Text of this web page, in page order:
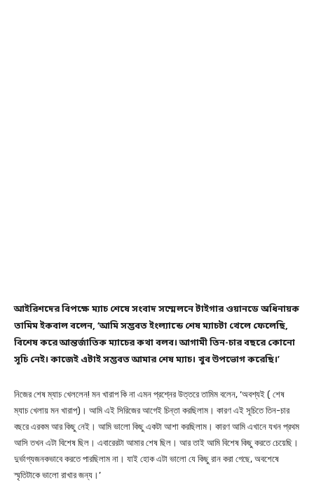
আইরিশদের বিপক্ষে ম্যাচ শেষে সংবাদ সম্মেলনে টাইগার ওয়ানডে অধিনায়ক
তামিম ইকবাল বলেন, ‘আমি সম্ভবত ইংল্যান্ডে শেষ ম্যাচটা খেলে ফেলেছি,
বিশেষ করে আন্তর্জাতিক ম্যাচের কথা বলব। আগামী তিন-চার বছরে কোনো
সূচি নেই। কাজেই এটাই সম্ভবত আমার শেষ ম্যাচ। খুব উপভোগ করেছি।’
নিজের শেষ ম্যাচ খেললেন! মন খারাপ কি না এমন প্রশ্নের উত্তরে তামিম বলেন, ‘অবশ্যই ( শেষ
ম্যাচ খেলায় মন খারাপ)। আমি এই সিরিজের আগেই চিন্তা করছিলাম। কারণ এই সূচিতে তিন-চার
বছরে এরকম আর কিছু নেই। আমি ভালো কিছু একটা আশা করছিলাম। কারণ আমি এখানে যখন প্রথম
আসি তখন এটা বিশেষ ছিল। এবারেরটা আমার শেষ ছিল। আর তাই আমি বিশেষ কিছু করতে চেয়েছি।
দুর্ভাগ্যজনকভাবে করতে পারছিলাম না। যাই হোক এটা ভালো যে কিছু রান করা গেছে, অবশেষে
স্মৃতিটাকে ভালো রাখার জন্য।’